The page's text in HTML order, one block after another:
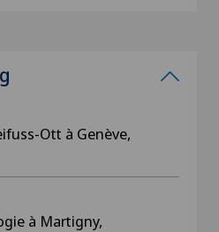
Ott à Genève,
à Martigny,